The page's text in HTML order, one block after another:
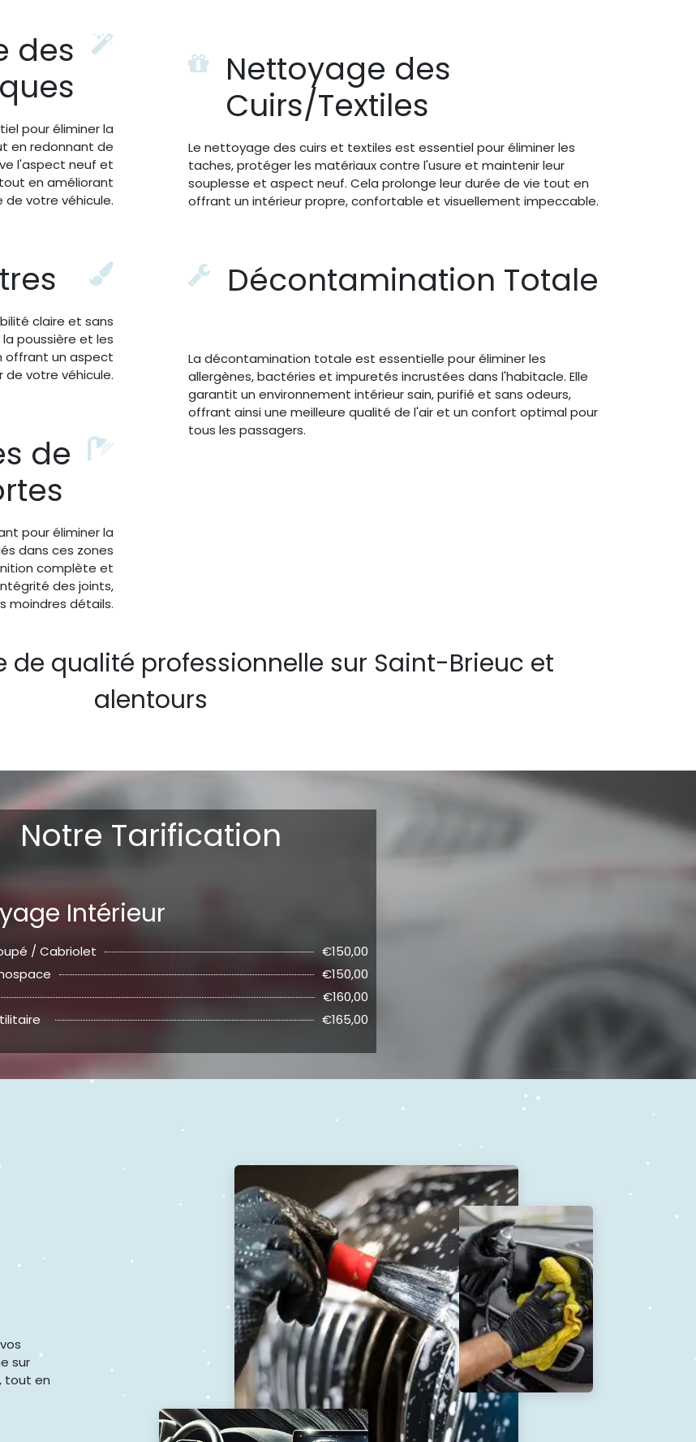
des
pour éliminer la
en redonnant de
l'aspect neuf et
en améliorant
votre véhicule.
claire et sans
poussière et les
offrant un aspect
votre véhicule.
de
pour éliminer la
dans ces zones
complète et
des joints,
moindres détails.
Nettoyage des
Cuirs/Textiles
Le nettoyage des cuirs et textiles est essentiel pour éliminer les
taches, protéger les matériaux contre l'usure et maintenir leur
souplesse et aspect neuf. Cela prolonge leur durée de vie tout en
offrant un intérieur propre, confortable et visuellement impeccable.
Décontamination Totale
La décontamination totale est essentielle pour éliminer les
allergènes, bactéries et impuretés incrustées dans l'habitacle. Elle
garantit un environnement intérieur sain, purifié et sans odeurs,
offrant ainsi une meilleure qualité de l'air et un confort optimal pour
tous les passagers.
de qualité professionnelle sur Saint-Brieuc et
alentours
Notre Tarification
Intérieur
/ Cabriolet
€150,00
€150,00
€160,00
€165,00
sur
tout en